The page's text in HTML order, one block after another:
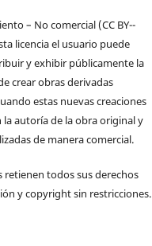
– No comercial (CC BY-­
licencia el usuario puede
y exhibir públicamente la
crear obras derivadas
estas nuevas creaciones
la autoría de la obra original y
de manera comercial.
retienen todos sus derechos
y copyright sin restricciones.